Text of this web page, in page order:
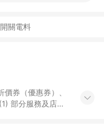
開關電料